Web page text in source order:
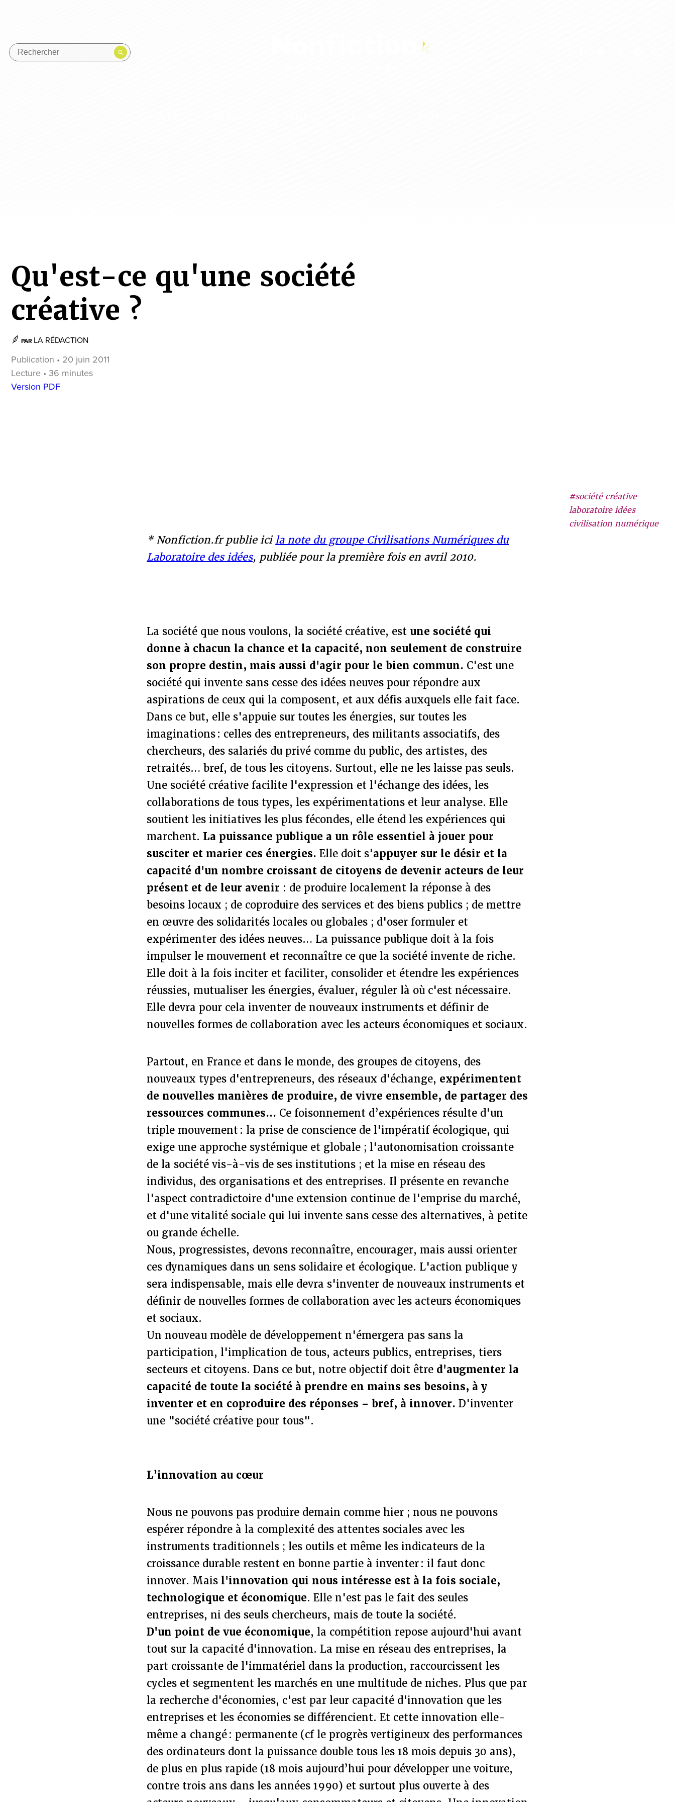
Qu'est-ce qu'une société
créative ?
PAR LA RÉDACTION
Publication • 20 juin 2011
Lecture • 36 minutes
Version PDF
#société créative
laboratoire idées
civilisation numérique
* Nonfiction.fr publie icila note du groupe Civilisations Numériques du
Laboratoire des idées, publiée pour la première fois en avril 2010.
La société que nous voulons, la société créative, est une société qui
donne à chacun la chance et la capacité, non seulement de construire
son propre destin, mais aussi d'agir pour le bien commun. C'est une
société qui invente sans cesse des idées neuves pour répondre aux
aspirations de ceux qui la composent, et aux défis auxquels elle fait face.
Dans ce but, elle s'appuie sur toutes les énergies, sur toutes les
imaginations : celles des entrepreneurs, des militants associatifs, des
chercheurs, des salariés du privé comme du public, des artistes, des
retraités… bref, de tous les citoyens. Surtout, elle ne les laisse pas seuls.
Une société créative facilite l'expression et l'échange des idées, les
collaborations de tous types, les expérimentations et leur analyse. Elle
soutient les initiatives les plus fécondes, elle étend les expériences qui
marchent. La puissance publique a un rôle essentiel à jouer pour
susciter et marier ces énergies. Elle doit s'appuyer sur le désir et la
capacité d'un nombre croissant de citoyens de devenir acteurs de leur
présent et de leur avenir : de produire localement la réponse à des
besoins locaux ; de coproduire des services et des biens publics ; de mettre
en œuvre des solidarités locales ou globales ; d'oser formuler et
expérimenter des idées neuves… La puissance publique doit à la fois
impulser le mouvement et reconnaître ce que la société invente de riche.
Elle doit à la fois inciter et faciliter, consolider et étendre les expériences
réussies, mutualiser les énergies, évaluer, réguler là où c'est nécessaire.
Elle devra pour cela inventer de nouveaux instruments et définir de
nouvelles formes de collaboration avec les acteurs économiques et sociaux.
Partout, en France et dans le monde, des groupes de citoyens, des
nouveaux types d'entrepreneurs, des réseaux d'échange, expérimentent
de nouvelles manières de produire, de vivre ensemble, de partager des
ressources communes… Ce foisonnement d’expériences résulte d'un
triple mouvement : la prise de conscience de l'impératif écologique, qui
exige une approche systémique et globale ; l'autonomisation croissante
de la société vis-à-vis de ses institutions ; et la mise en réseau des
individus, des organisations et des entreprises. Il présente en revanche
l'aspect contradictoire d'une extension continue de l'emprise du marché,
et d'une vitalité sociale qui lui invente sans cesse des alternatives, à petite
ou grande échelle.
Nous, progressistes, devons reconnaître, encourager, mais aussi orienter
ces dynamiques dans un sens solidaire et écologique. L'action publique y
sera indispensable, mais elle devra s'inventer de nouveaux instruments et
définir de nouvelles formes de collaboration avec les acteurs économiques
et sociaux.
Un nouveau modèle de développement n'émergera pas sans la
participation, l'implication de tous, acteurs publics, entreprises, tiers
secteurs et citoyens. Dans ce but, notre objectif doit être d'augmenter la
capacité de toute la société à prendre en mains ses besoins, à y
inventer et en coproduire des réponses – bref, à innover. D'inventer
une "société créative pour tous".
L’innovation au cœur
Nous ne pouvons pas produire demain comme hier ; nous ne pouvons
espérer répondre à la complexité des attentes sociales avec les
instruments traditionnels ; les outils et même les indicateurs de la
croissance durable restent en bonne partie à inventer : il faut donc
innover. Mais l'innovation qui nous intéresse est à la fois sociale,
technologique et économique. Elle n'est pas le fait des seules
entreprises, ni des seuls chercheurs, mais de toute la société.
D'un point de vue économique, la compétition repose aujourd'hui avant
tout sur la capacité d'innovation. La mise en réseau des entreprises, la
part croissante de l'immatériel dans la production, raccourcissent les
cycles et segmentent les marchés en une multitude de niches. Plus que par
la recherche d'économies, c'est par leur capacité d'innovation que les
entreprises et les économies se différencient. Et cette innovation elle-
même a changé : permanente (cf le progrès vertigineux des performances
des ordinateurs dont la puissance double tous les 18 mois depuis 30 ans),
de plus en plus rapide (18 mois aujourd’hui pour développer une voiture,
contre trois ans dans les années 1990) et surtout plus ouverte à des